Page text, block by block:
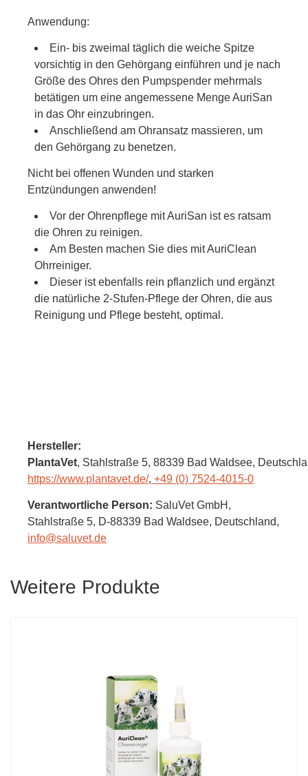
Anwendung:
Ein- bis zweimal täglich die weiche Spitze
vorsichtig in den Gehörgang einführen und je nach
Größe des Ohres den Pumpspender mehrmals
betätigen um eine angemessene Menge AuriSan
in das Ohr einzubringen.
Anschließend am Ohransatz massieren, um
den Gehörgang zu benetzen.
Nicht bei offenen Wunden und starken
Entzündungen anwenden!
Vor der Ohrenpflege mit AuriSan ist es ratsam
die Ohren zu reinigen.
Am Besten machen Sie dies mit AuriClean
Ohrreiniger.
Dieser ist ebenfalls rein pflanzlich und ergänzt
die natürliche 2-Stufen-Pflege der Ohren, die aus
Reinigung und Pflege besteht, optimal.
Hersteller:
PlantaVet, Stahlstraße 5, 88339 Bad Waldsee,
https://www.plantavet.de/, +49 (0) 7524-4015-0
Verantwortliche Person: SaluVet GmbH,
Stahlstraße 5, D-88339 Bad Waldsee, Deutschland,
info@saluvet.de
Weitere Produkte